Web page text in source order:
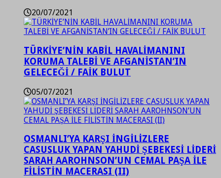
20/07/2021
TÜRKİYE’NİN KABİL HAVALİMANINI
KORUMA TALEBİ VE AFGANİSTAN’IN
GELECEĞİ / FAİK BULUT
05/07/2021
OSMANLI’YA KARŞI İNGİLİZLERE
CASUSLUK YAPAN YAHUDİ ŞEBEKESİ LİDERİ
SARAH AAROHNSON’UN CEMAL PAŞA İLE
FİLİSTİN MACERASI (II)